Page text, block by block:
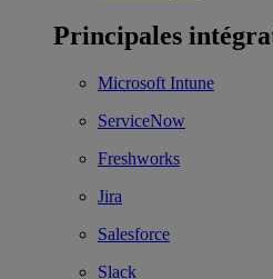
Principales
Microsoft Intune
ServiceNow
Freshworks
Jira
Salesforce
Slack